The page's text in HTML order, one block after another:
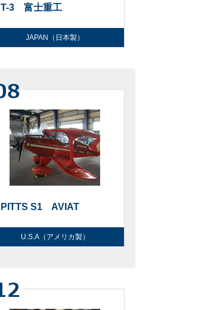
T-3 富士重工
JAPAN（日本製）
PITTS S1 AVIAT
U.S.A（アメリカ製）